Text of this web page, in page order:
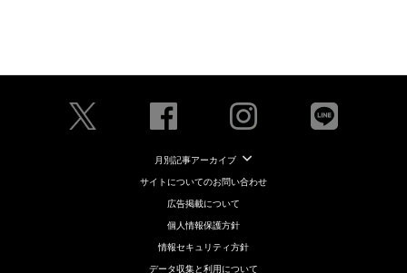
月別記事アーカイブ
サイトについてのお問い合わせ
広告掲載について
個人情報保護方針
情報セキュリティ方針
データ収集と利用について